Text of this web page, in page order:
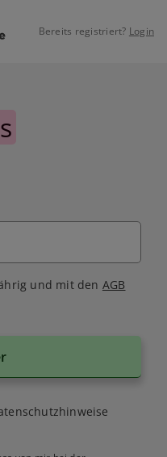
Bereits registriert? Login
und mit den AGB